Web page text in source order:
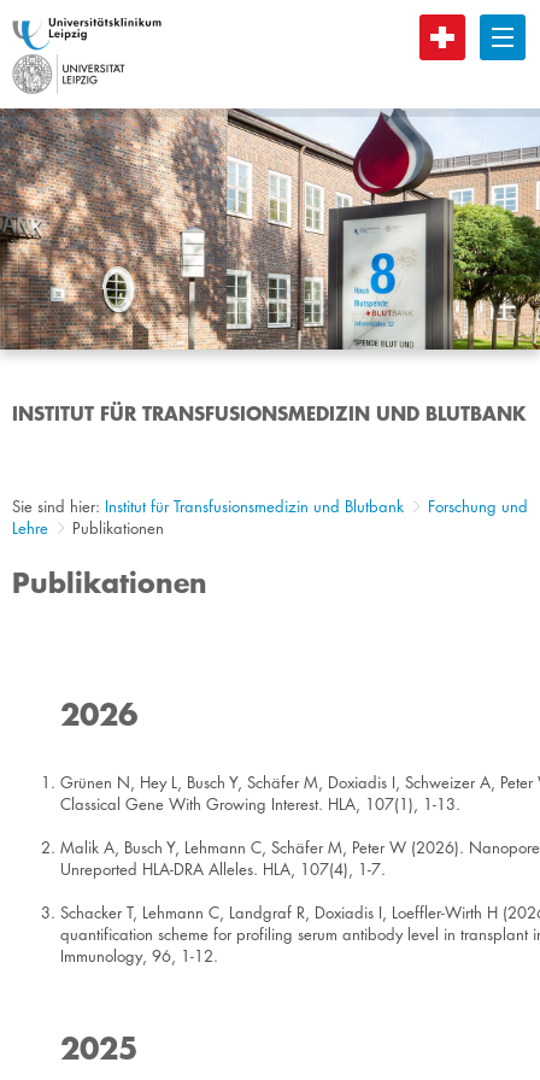
B
INSTITUT FÜR TRANSFUSIONSMEDIZIN UND BLUTBANK
Sie sind hier: Institut für Transfusionsmedizin und Blutbank
Forschung und
Lehre
Publikationen
Publikationen